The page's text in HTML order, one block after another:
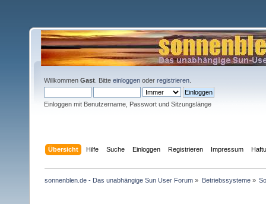
Willkommen Gast . Bitte einloggen oder registrieren
Einloggen mit Benutzername, Passwort und Sitzungslänge
Übersicht Hilfe Suche Einloggen Registrieren Impressum
sonnenblen.de - Das unabhängige Sun User Forum » Betriebssysteme»